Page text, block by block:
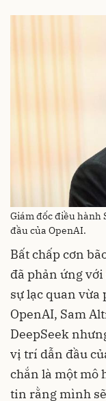
Giám đốc điều hành
đầu của OpenAI.
Bất chấp cơn
đã phản ứng
sự lạc quan vừa
OpenAI, Sam
DeepSeek
vị trí dẫn đầu
chắn là một mô
tin rằng mình